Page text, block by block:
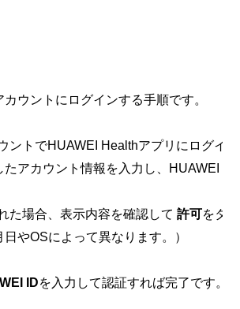
ウントにログインする手順です。
ントでHUAWEI Healthアプリにログイ
アカウント情報を入力し、 HUAWEI
た場合、表示内容を確認して許可をタ
日やOSによって異なります。）
IDを入力して認証すれば完了です。